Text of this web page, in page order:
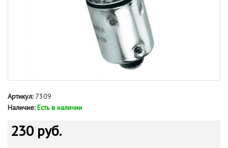
Артикул:7309
Наличие: Есть в наличии
230 руб.